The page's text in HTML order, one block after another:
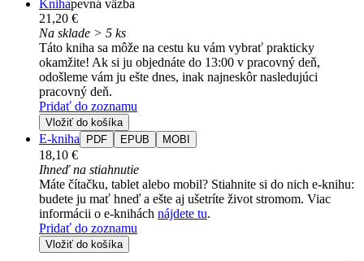
Knihapevná väzba
21,20 €
Na sklade > 5 ks
Táto kniha sa môže na cestu ku vám vybrať prakticky
okamžite! Ak si ju objednáte do 13:00 v pracovný deň,
odošleme vám ju ešte dnes, inak najneskôr nasledujúci
pracovný deň.
Pridať do zoznamu
Vložiť do košíka
E-kniha PDF EPUB MOBI
18,10 €
Ihneď na stiahnutie
Máte čítačku, tablet alebo mobil? Stiahnite si do nich e-knihu:
budete ju mať hneď a ešte aj ušetríte život stromom. Viac
informácii o e-knihách nájdete tu.
Pridať do zoznamu
Vložiť do košíka